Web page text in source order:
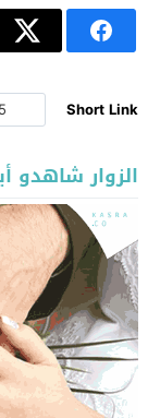
Short Link
الزوار شاهدو